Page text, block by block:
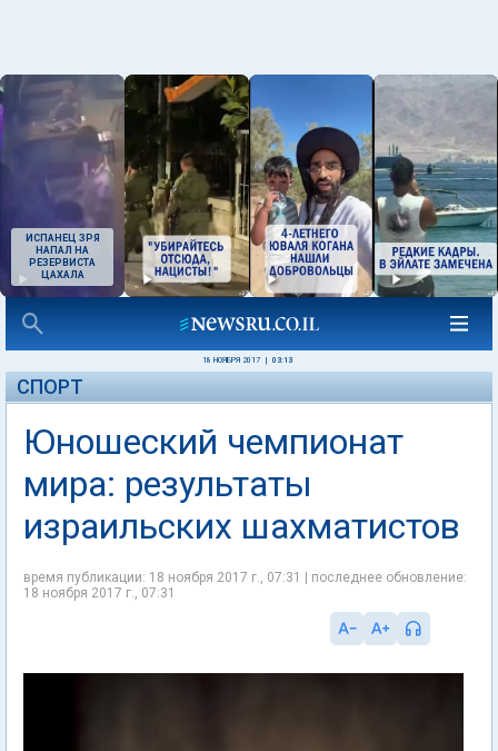
ИСПАНЕЦ ЗРЯ
НАПАЛ НА
РЕЗЕРВИСТА
ЦАХАЛА
18 НОЯБРЯ 2017 03:13
СПОРТ
Юношеский чемпионат
мира: результаты
израильских шахматистов
время публикации: 18 ноября 2017 г., 07:31 | последнее обновление:
18 ноября 2017 г., 07:31